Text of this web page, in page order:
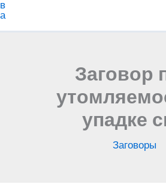
Заговор
упадке
Заговоры